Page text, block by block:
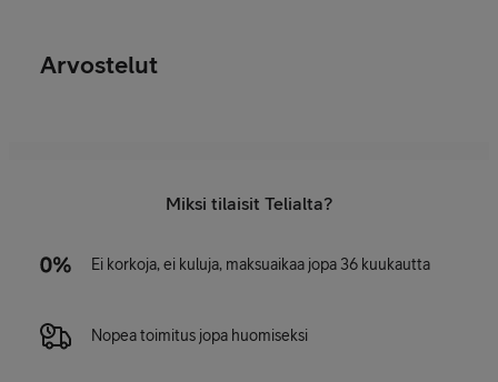
Arvostelut
Miksi tilaisit Telialta?
Ei korkoja, ei kuluja, maksuaikaa jopa 36 kuukautta
Nopea toimitus jopa huomiseksi